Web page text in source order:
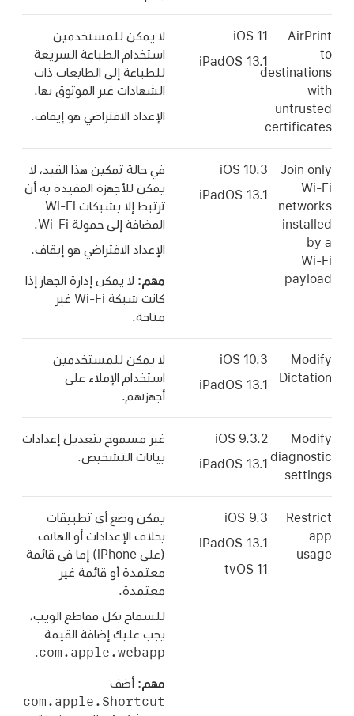
AirPrint
to
destinations
with
untrusted
certificates
iOS 11
iPadOS 13.1
لا يمكن للمستخدمين
استخدام الطباعة السريعة
للطباعة إلى الطابعات ذات
الشهادات غير الموثوق بها.
الإعداد الافتراضي هو إيقاف.
Join only
Wi-Fi
networks
installed
by a
Wi-Fi
payload
iOS 10.3
iPadOS 13.1
في حالة تمكين هذا القيد، لا
يمكن للأجهزة المقيدة به أن
ترتبط إلا بشبكات Wi-Fi
المضافة إلى حمولة Wi-Fi
الإعداد الافتراضي هو إيقاف.
مهم: لا يمكن إدارة الجهاز إذا
كانت شبكة Wi-Fi غير
متاحة.
Modify
Dictation
iOS 10.3
iPadOS 13.1
لا يمكن للمستخدمين
استخدام الإملاء على
أجهزتهم.
Modify
diagnostic
settings
iOS 9.3.2
iPadOS 13.1
غير مسموح بتعديل إعدادات
بيانات التشخيص.
Restrict
app
usage
iPadOS 13.1
tvOS 11
يمكن وضع أي تطبيقات
بخلاف الإعدادات أو الهاتف
(على iPhone) إما في قائمة
معتمدة أو قائمة غير
معتمدة.
للسماح بكل مقاطع الويب،
يجب عليك إضافة القيمة
com.apple.webapp
.
مهم: أضف
com.apple.Shortcut